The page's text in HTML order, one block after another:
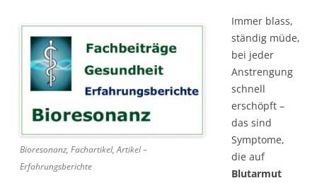
Bioresonanz, Fachartikel, Artikel –
Erfahrungsberichte
Immer blass,
ständig müde,
bei jeder
Anstrengung
schnell
erschöpft –
das sind
Symptome,
die auf
Blutarmut